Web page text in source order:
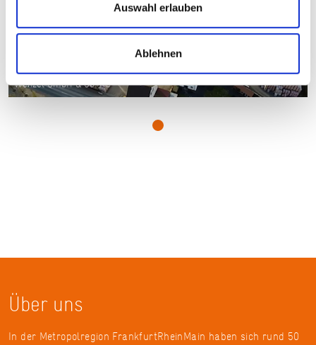
Auswahl erlauben
Ablehnen
Klinker- und Ziegelwerk, Hainburg, © Klinker- und Ziegelwerk Franz
Wenzel GmbH & Co. KG
Über uns
In der Metropolregion FrankfurtRheinMain haben sich rund 50